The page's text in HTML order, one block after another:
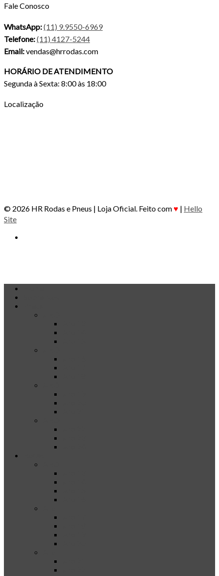
Fale Conosco
WhatsApp:(11) 9.9550-6969
Telefone:(11) 4127-5244
Email:vendas@hrrodas.com
HORÁRIO DE ATENDIMENTO
Segunda à Sexta: 8:00 às 18:00
Localização
© 2026 HR Rodas e Pneus | Loja Oficial. Feito com♥ | Hello
Site